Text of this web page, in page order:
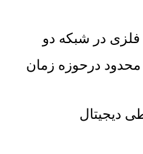
فلزی در شبکه دو
درحوزه زمان